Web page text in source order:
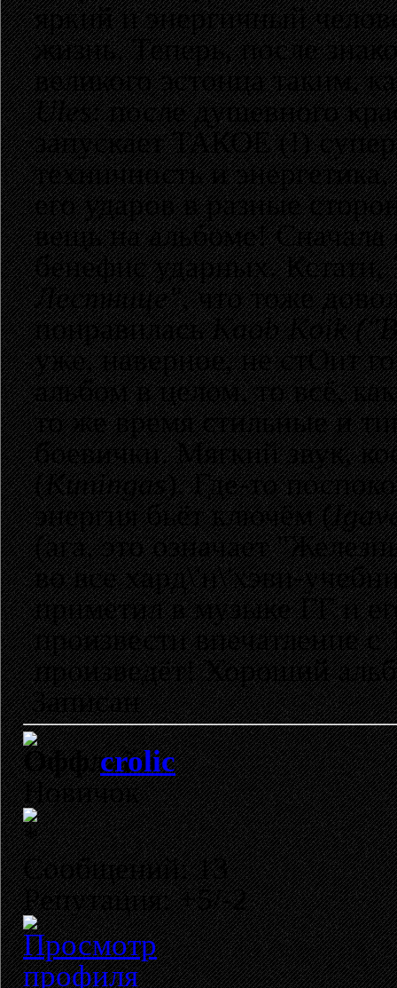
яркий и энергичный
жизнь. Теперь, после
великого эстонца таким,
Ules: после душевного
запускает ТАКОЕ (!)
техничность и
его ударов в разные
вещь на альбоме! Сначала
бенефис ударных. Кстати,
Лестнице", что тоже
понравиласьKaob Koik
уже, наверное, не стОит
альбом в целом, то всё,
то же время стильные и
боевички. Мягкий звук,
(Kuningas). Где-то
энергия бьёт ключём (
(ага, это означает
во все хард\'н\'хэви-
приметил в музыке ГГ и
произвести впечатление
произведёт! Хороший
Записан
crolic
Новичок
Сообщений: 13
Репутация: +5/-2